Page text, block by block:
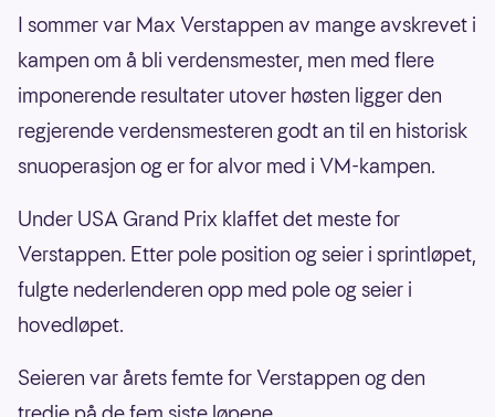
I sommer var Max Verstappen av mange avskrevet i
kampen om å bli verdensmester, men med flere
imponerende resultater utover høsten ligger den
regjerende verdensmesteren godt an til en historisk
snuoperasjon og er for alvor med i VM-kampen.
Under USA Grand Prix klaffet det meste for
Verstappen. Etter pole position og seier i sprintløpet,
fulgte nederlenderen opp med pole og seier i
hovedløpet.
Seieren var årets femte for Verstappen og den